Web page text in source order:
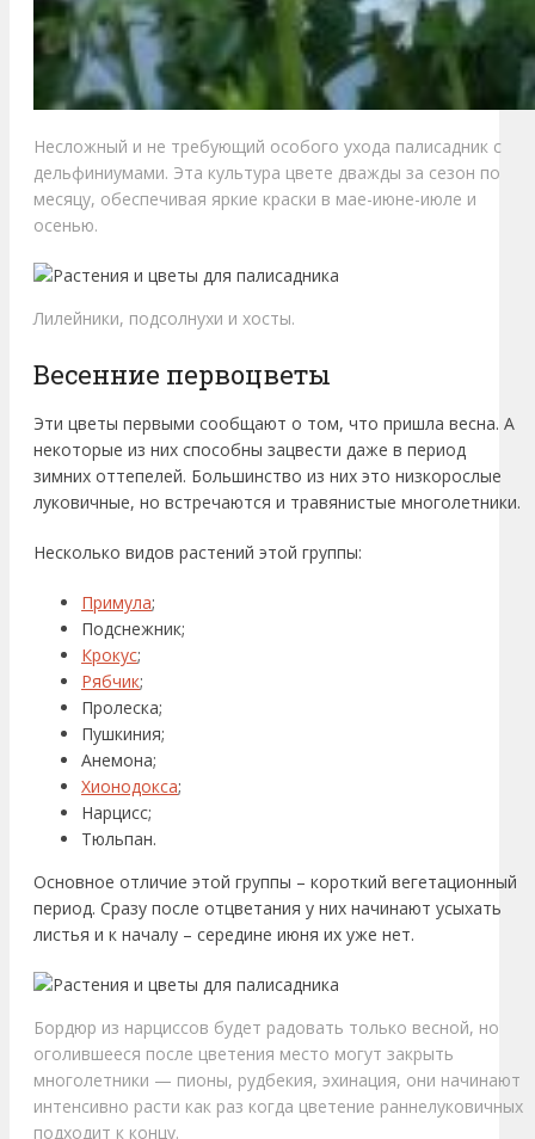
Несложный и не требующий особого ухода палисадник с
дельфиниумами. Эта культура цвете дважды за сезон по
месяцу, обеспечивая яркие краски в мае-июне-июле и
осенью.
Лилейники, подсолнухи и хосты.
Весенние первоцветы
Эти цветы первыми сообщают о том, что пришла весна. А
некоторые из них способны зацвести даже в период
зимних оттепелей. Большинство из них это низкорослые
луковичные, но встречаются и травянистые многолетники.
Несколько видов растений этой группы:
Примула;
Подснежник;
Крокус;
Рябчик;
Пролеска;
Пушкиния;
Анемона;
Хионодокса;
Нарцисс;
Тюльпан.
Основное отличие этой группы – короткий вегетационный
период. Сразу после отцветания у них начинают усыхать
листья и к началу – середине июня их уже нет.
Бордюр из нарциссов будет радовать только весной, но
оголившееся после цветения место могут закрыть
многолетники — пионы, рудбекия, эхинация, они начинают
интенсивно расти как раз когда цветение раннелуковичных
подходит к концу.